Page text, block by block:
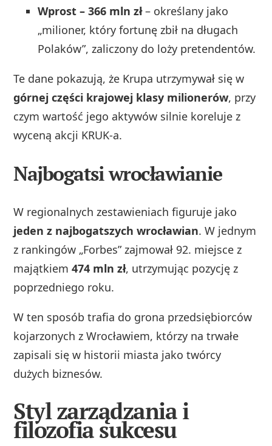
Wprost – 366 mln zł– określany jako
„milioner, który fortunę zbił na długach
Polaków”, zaliczony do loży pretendentów.
Te dane pokazują, że Krupa utrzymywał się w
górnej części krajowej klasy milionerów, przy
czym wartość jego aktywów silnie koreluje z
wyceną akcji KRUK-a.
Najbogatsi wrocławianie
W regionalnych zestawieniach figuruje jako
jeden z najbogatszych wrocławian. W jednym
z rankingów „Forbes” zajmował 92. miejsce z
majątkiem474 mln zł, utrzymując pozycję z
poprzedniego roku.
W ten sposób trafia do grona przedsiębiorców
kojarzonych z Wrocławiem, którzy na trwałe
zapisali się w historii miasta jako twórcy
dużych biznesów.
Styl zarządzania i
filozofia sukcesu